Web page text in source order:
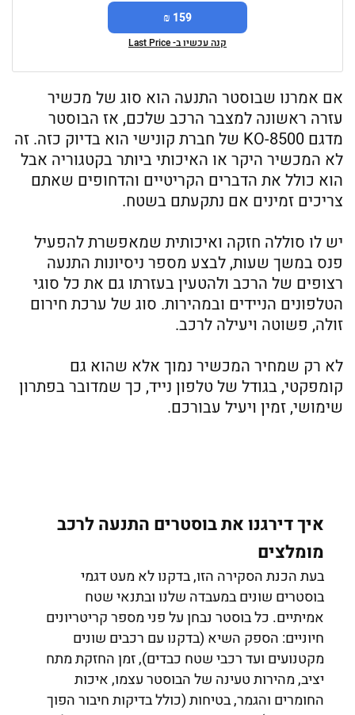
159 ₪
קנה עכשיו ב- Last Price
אם אמרנו שבוסטר התנעה הוא סוג של מכשיר
עזרה ראשונה למצבר הרכב שלכם, אז הבוסטר
מדגם KO-8500 של חברת קונישי הוא בדיוק כזה. זה
לא המכשיר היקר או האיכותי ביותר בקטגוריה אבל
הוא כולל את הדברים הקריטיים והדחופים שאתם
צריכים זמינים אם נתקעתם בשטח.
יש לו סוללה חזקה ואיכותית שמאפשרת להפעיל
פנס במשך שעות, לבצע מספר ניסיונות התנעה
רצופים של הרכב ולהטעין בעזרתו גם את כל סוגי
הטלפונים הניידים ובמהירות. סוג של ערכת חירום
זולה, פשוטה ויעילה לרכב.
לא רק שמחיר המכשיר נמוך אלא שהוא גם
קומפקטי, בגודל של טלפון נייד, כך שמדובר בפתרון
שימושי, זמין ויעיל עבורכם.
איך דירגנו את בוסטרים התנעה לרכב
מומלצים
בעת הכנת הסקירה הזו, בדקנו לא מעט דגמי
בוסטרים שונים במעבדה שלנו ובתנאי שטח
אמיתיים. כל בוסטר נבחן על פני מספר קריטריונים
חיוניים: הספק השיא (בדקנו עם רכבים שונים
מקטנועים ועד רכבי שטח כבדים), זמן החזקת מתח
יציב, מהירות טעינה של הבוסטר עצמו, איכות
החומרים והגמר, בטיחות (כולל בדיקות חיבור הפוך